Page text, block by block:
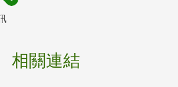
相關連結